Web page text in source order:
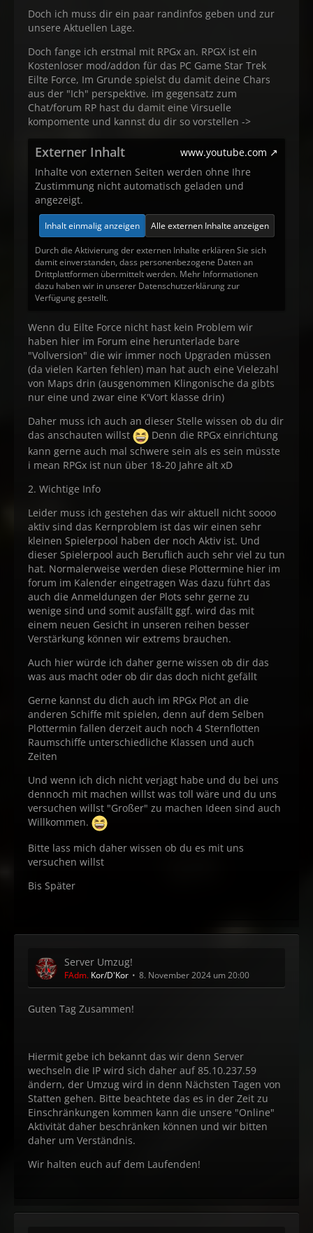
Doch ich muss dir ein paar randinfos geben und zur
unsere Aktuellen Lage.
Doch fange ich erstmal mit RPGx an. RPGX ist ein
Kostenloser mod/addon für das PC Game Star Trek
Eilte Force, Im Grunde spielst du damit deine Chars
aus der "Ich" perspektive. im gegensatz zum
Chat/forum RP hast du damit eine Virsuelle
kompomente und kannst du dir so vorstellen ->
Externer Inhalt
www.youtube.com
Inhalte von externen Seiten werden ohne Ihre
Zustimmung nicht automatisch geladen und
angezeigt.
Inhalt einmalig anzeigen Alle externen Inhalte anzeigen
Durch die Aktivierung der externen Inhalte erklären Sie sich
damit einverstanden, dass personenbezogene Daten an
Drittplattformen übermittelt werden. Mehr Informationen
dazu haben wir in unserer Datenschutzerklärung zur
Verfügung gestellt.
Wenn du Eilte Force nicht hast kein Problem wir
haben hier im Forum eine herunterlade bare
"Vollversion" die wir immer noch Upgraden müssen
(da vielen Karten fehlen) man hat auch eine Vielezahl
von Maps drin (ausgenommen Klingonische da gibts
nur eine und zwar eine K'Vort klasse drin)
Daher muss ich auch an dieser Stelle wissen ob du dir
das anschauten willst
Denn die RPGx einrichtung
kann gerne auch mal schwere sein als es sein müsste
i mean RPGx ist nun über 18-20 Jahre alt xD
2. Wichtige Info
Leider muss ich gestehen das wir aktuell nicht soooo
aktiv sind das Kernproblem ist das wir einen sehr
kleinen Spielerpool haben der noch Aktiv ist. Und
dieser Spielerpool auch Beruflich auch sehr viel zu tun
hat. Normalerweise werden diese Plottermine hier im
forum im Kalender eingetragen Was dazu führt das
auch die Anmeldungen der Plots sehr gerne zu
wenige sind und somit ausfällt ggf. wird das mit
einem neuen Gesicht in unseren reihen besser
Verstärkung können wir extrems brauchen.
Auch hier würde ich daher gerne wissen ob dir das
was aus macht oder ob dir das doch nicht gefällt
Gerne kannst du dich auch im RPGx Plot an die
anderen Schiffe mit spielen, denn auf dem Selben
Plottermin fallen derzeit auch noch 4 Sternflotten
Raumschiffe unterschiedliche Klassen und auch
Zeiten
Und wenn ich dich nicht verjagt habe und du bei uns
dennoch mit machen willst was toll wäre und du uns
versuchen willst "Großer" zu machen Ideen sind auch
Willkommen.
Bitte lass mich daher wissen ob du es mit uns
versuchen willst
Bis Später
Server Umzug!
FAdm. Kor/D'Kor 8. November 2024 um 20:00
Guten Tag Zusammen!
Hiermit gebe ich bekannt das wir denn Server
wechseln die IP wird sich daher auf 85.10.237.59
ändern, der Umzug wird in denn Nächsten Tagen von
Statten gehen. Bitte beachtete das es in der Zeit zu
Einschränkungen kommen kann die unsere "Online"
Aktivität daher beschränken können und wir bitten
daher um Verständnis.
Wir halten euch auf dem Laufenden!